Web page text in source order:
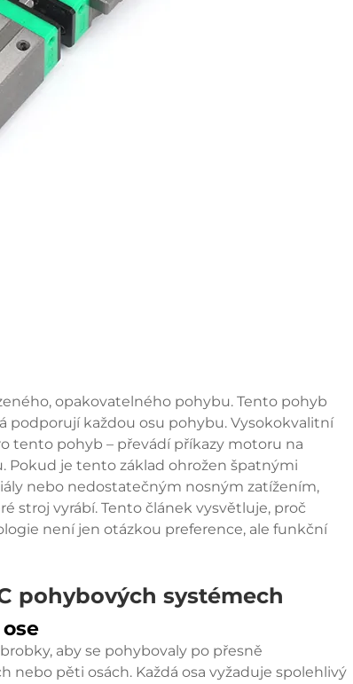
opakovatelného pohybu. Tento pohyb
podporují každou osu pohybu. Vysokokvalitní
tento pohyb – převádí příkazy motoru na
Pokud je tento základ ohrožen špatnými
nebo nedostatečným nosným zatížením,
stroj vyrábí. Tento článek vysvětluje, proč
není jen otázkou preference, ale funkční
pohybových systémech
aby se pohybovaly po přesně
nebo pěti osách. Každá osa vyžaduje spolehlivý